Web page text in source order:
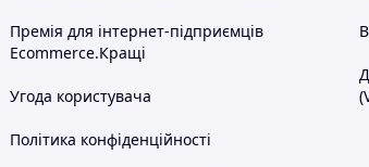
Премія для інтернет-підприємців
Ecommerce.Кращі
Угода користувача
Політика конфіденційності